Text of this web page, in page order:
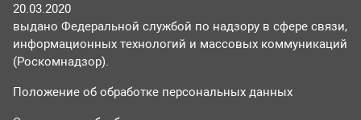
20.03.2020
выдано Федеральной службой по надзору в сфере связи,
информационных технологий и массовых коммуникаций
(Роскомнадзор).
Положение об обработке персональных данных